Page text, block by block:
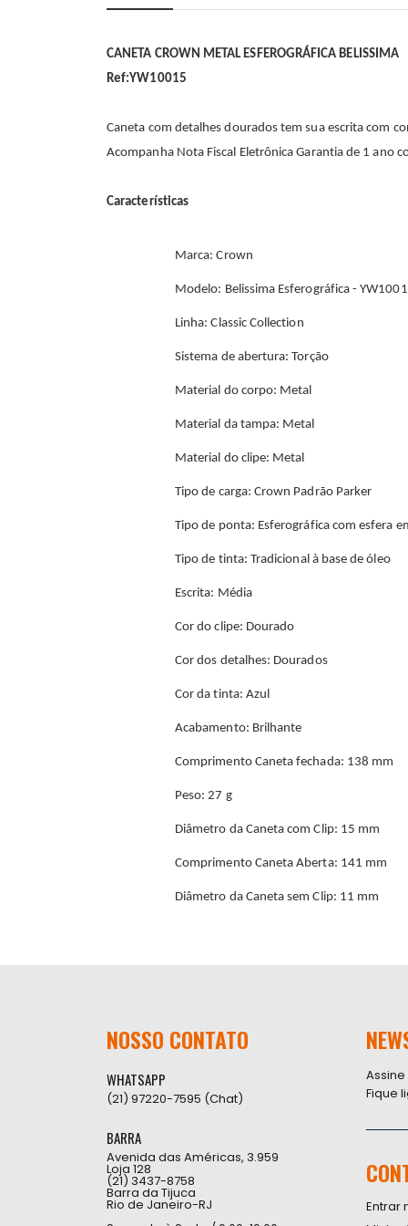
início
de
imagens
CANETA CROWN METAL ESFEROGRÁFICA BELISSIMA
Ref:YW10015
Caneta com detalhes dourados tem sua escrita com
Acompanha Nota Fiscal Eletrônica Garantia de 1 ano
Características
Marca: Crown
Modelo: Belissima Esferográfica -
Linha: Classic Collection
Sistema de abertura: Torção
Material do corpo: Metal
Material da tampa: Metal
Material do clipe: Metal
Tipo de carga: Crown Padrão Parker
Tipo de ponta: Esferográfica com esfera
Tipo de tinta: Tradicional à base de óleo
Escrita: Média
Cor do clipe: Dourado
Cor dos detalhes: Dourados
Cor da tinta: Azul
Acabamento: Brilhante
Comprimento Caneta fechada: 138 mm
Peso: 27 g
Diâmetro da Caneta com Clip: 15 mm
Comprimento Caneta Aberta: 141 mm
Diâmetro da Caneta sem Clip: 11 mm
NOSSO CONTATO
WHATSAPP
(21) 97220-7595 (Chat)
BARRA
Avenida das Américas, 3.959
Loja 128
(21) 3437-8758
Barra da Tijuca
Rio de Janeiro-RJ
Fique
Entrar